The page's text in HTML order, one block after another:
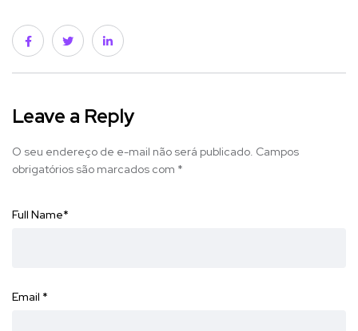
Leave a Reply
O seu endereço de e-mail não será publicado. Campos
obrigatórios são marcados com *
Full Name*
Email *